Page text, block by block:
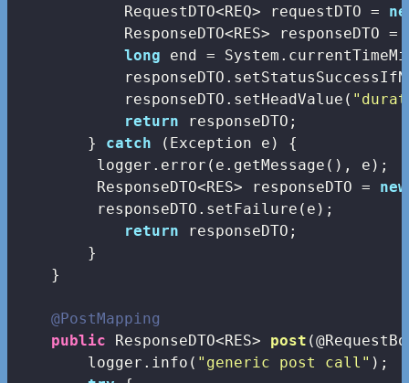
            RequestDTO<REQ> requestDTO =
ResponseDTO<RES> responseDTO =
long end =
            responseDTO.setHeadValue(
return responseDTO;
        }
catch (Exception e) {
         logger.error(e.getMessage(), e);
         ResponseDTO<RES> responseDTO =
new
         responseDTO.setFailure(e);
return responseDTO;
        }
    }
@PostMapping
public ResponseDTO<RES> post
        logger.info(
"generic post call" );